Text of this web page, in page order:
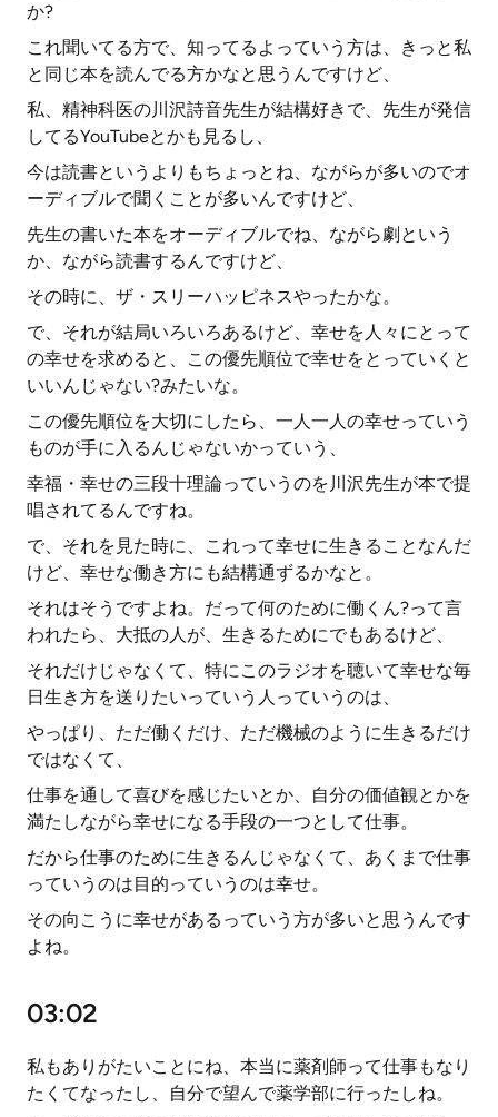
か?
これ聞いてる方で、知ってるよっていう方は、きっと私
と同じ本を読んでる方かなと思うんですけど、
私、精神科医の川沢詩音先生が結構好きで、先生が発信
してるYouTubeとかも見るし、
今は読書というよりもちょっとね、ながらが多いのでオ
ーディブルで聞くことが多いんですけど、
先生の書いた本をオーディブルでね、ながら劇という
か、ながら読書するんですけど、
その時に、ザ・スリーハッピネスやったかな。
で、それが結局いろいろあるけど、幸せを人々にとって
の幸せを求めると、この優先順位で幸せをとっていくと
いいんじゃない?みたいな。
この優先順位を大切にしたら、一人一人の幸せっていう
ものが手に入るんじゃないかっていう、
幸福・幸せの三段十理論っていうのを川沢先生が本で提
唱されてるんですね。
で、それを見た時に、これって幸せに生きることなんだ
けど、幸せな働き方にも結構通ずるかなと。
それはそうですよね。だって何のために働くん?って言
われたら、大抵の人が、生きるためにでもあるけど、
それだけじゃなくて、特にこのラジオを聴いて幸せな毎
日生き方を送りたいっていう人っていうのは、
やっぱり、ただ働くだけ、ただ機械のように生きるだけ
ではなくて、
仕事を通して喜びを感じたいとか、自分の価値観とかを
満たしながら幸せになる手段の一つとして仕事。
だから仕事のために生きるんじゃなくて、あくまで仕事
っていうのは目的っていうのは幸せ。
その向こうに幸せがあるっていう方が多いと思うんです
よね。
03:02
私もありがたいことにね、本当に薬剤師って仕事もなり
たくてなったし、自分で望んで薬学部に行ったしね。